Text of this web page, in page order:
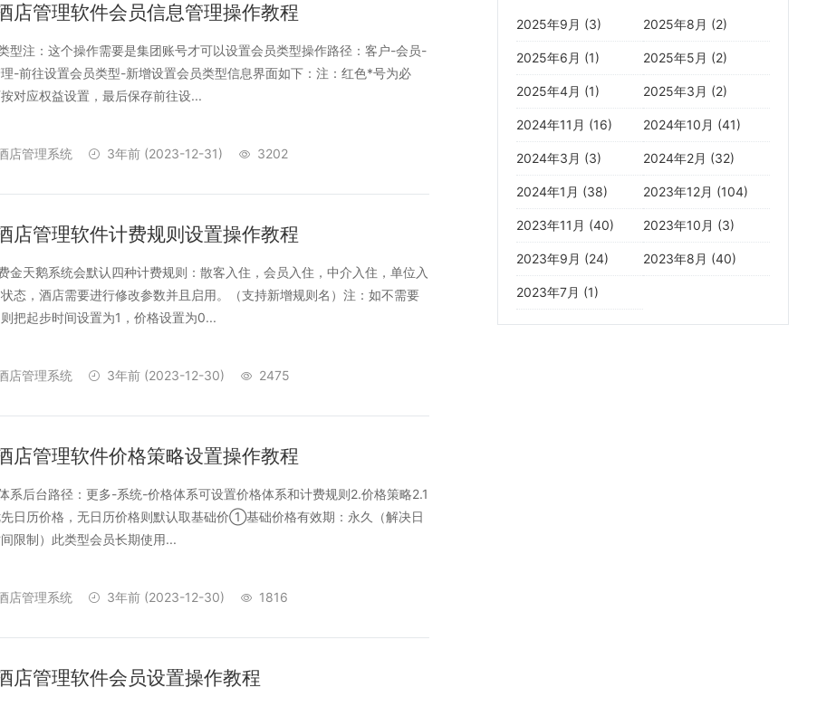
店管理软件会员信息管理操作教程
型注：这个操作需要是集团账号才可以设置会员类型操作路径：客户-会员-
-前往设置会员类型-新增设置会员类型信息界面如下：注：红色*号为必
对应权益设置，最后保存前往设...
店管理系统 3年前 (2023-12-31) 3202
店管理软件计费规则设置操作教程
金天鹅系统会默认四种计费规则：散客入住，会员入住，中介入住，单位入
态，酒店需要进行修改参数并且启用。（支持新增规则名）注：如不需要
把起步时间设置为1，价格设置为0...
店管理系统 3年前 (2023-12-30) 2475
店管理软件价格策略设置操作教程
系后台路径：更多-系统-价格体系可设置价格体系和计费规则2.价格策略2.1
日历价格，无日历价格则默认取基础价①基础价格有效期：永久（解决日
限制）此类型会员长期使用...
店管理系统 3年前 (2023-12-30) 1816
店管理软件会员设置操作教程
2025年9月 (3) 2025年8月 (2)
2025年6月 (1) 2025年5月 (2)
2025年4月 (1) 2025年3月 (2)
2024年11月 (16) 2024年10月 (41)
2024年3月 (3) 2024年2月 (32)
2024年1月 (38) 2023年12月 (104)
2023年11月 (40) 2023年10月 (3)
2023年9月 (24) 2023年8月 (40)
2023年7月 (1)